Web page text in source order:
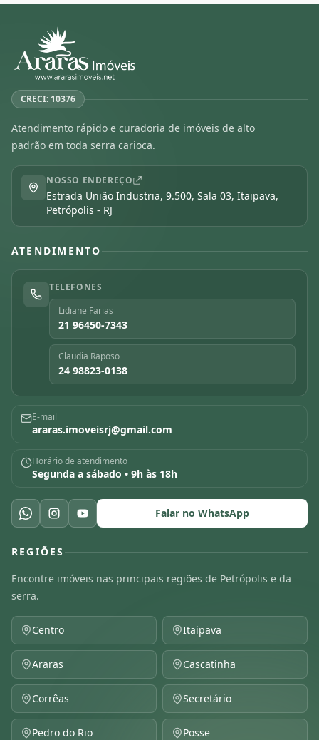
CRECI: 10376
Atendimento rápido e curadoria de imóveis de alto
padrão em toda serra carioca.
NOSSO ENDEREÇO
Estrada União Industria, 9.500, Sala 03, Itaipava,
Petrópolis - RJ
ATENDIMENTO
TELEFONES
Lidiane Farias
21 96450-7343
Claudia Raposo
24 98823-0138
E-mail
araras.imoveisrj@gmail.com
Horário de atendimento
Segunda a sábado • 9h às 18h
Falar no WhatsApp
REGIÕES
Encontre imóveis nas principais regiões de Petrópolis e da
serra.
Centro Itaipava
Araras Cascatinha
Corrêas Secretário
Pedro do Rio Posse